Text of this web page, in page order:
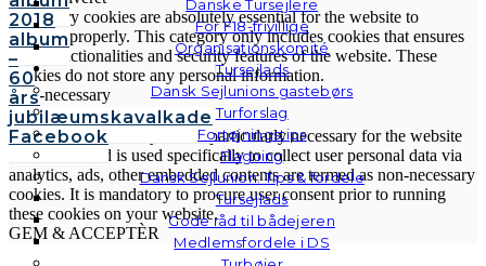
Danske Tursejlere
For F18-frivillige
Organisationskomité
Tursejlads
Dansk Sejlunions gastebørs
Turforslag
Fortøjningstips
Flagning
Dansk Sejlunion: Tips & fordele
Tursejlads
Gode råd til bådejeren
Medlemsfordele i DS
2018
album
–
60
års
jubilæumskavalkade
Facebook
Necessary cookies are absolutely essential for the website to
function properly. This category only includes cookies that ensures
basic functionalities and security features of the website. These
cookies do not store any personal information.
Non-necessary
Non-necessary
Any cookies that may not be particularly necessary for the website
to function and is used specifically to collect user personal data via
analytics, ads, other embedded contents are termed as non-necessary
cookies. It is mandatory to procure user consent prior to running
these cookies on your website.
GEM & ACCEPTÈR